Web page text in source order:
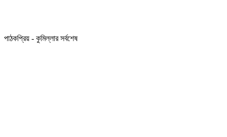
পাঠকপ্রিয় - কুমিল্লার সর্বশেষ